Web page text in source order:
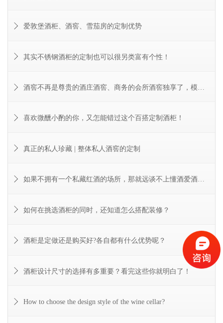
爱敦堡酒柜、酒窖、雪茄房的定制优势
其实不锈钢酒柜的定制也可以很另类富有个性！
喜欢微醺小酌的你，又怎能错过这个百搭定制酒柜！
真正的私人珍藏 | 整体私人酒窖的定制
如果不拥有一个私藏红酒的场所，那就远谈不上懂酒爱酒之人
如何在挑选酒柜的同时，还知道怎么搭配装修？
酒柜是定做还是购买好?各自都有什么优势呢？
酒柜设计尺寸的选择有多重要？看完这些你就明白了！
How to choose the design style of the wine cellar?